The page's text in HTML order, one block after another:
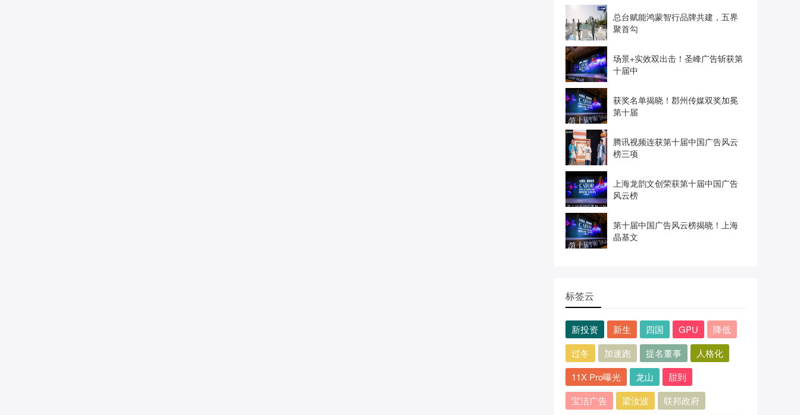
总台赋能鸿蒙智行品牌共建，五界
聚首勾
场景+实效双出击！圣峰广告斩获第
十届中
获奖名单揭晓！郡州传媒双奖加冕
第十届
腾讯视频连获第十届中国广告风云
榜三项
上海龙韵文创荣获第十届中国广告
风云榜
第十届中国广告风云榜揭晓！上海
晶基文
标签云
新投资 新生 四国 GPU
降低
过冬
加速跑 提名董事
人格化
11X Pro曝光
龙山
甜到
宝洁广告
梁汝波
联邦政府